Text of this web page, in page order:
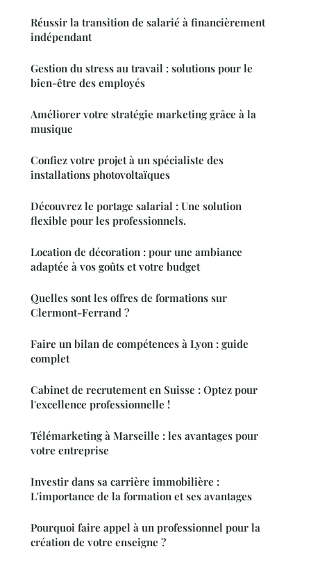
Réussir la transition de salarié à financièrement
indépendant
Gestion du stress au travail : solutions pour le
bien-être des employés
Améliorer votre stratégie marketing grâce à la
musique
Confiez votre projet à un spécialiste des
installations photovoltaïques
Découvrez le portage salarial : Une solution
flexible pour les professionnels.
Location de décoration : pour une ambiance
adaptée à vos goûts et votre budget
Quelles sont les offres de formations sur
Clermont-Ferrand ?
Faire un bilan de compétences à Lyon : guide
complet
Cabinet de recrutement en Suisse : Optez pour
l'excellence professionnelle !
Télémarketing à Marseille : les avantages pour
votre entreprise
Investir dans sa carrière immobilière :
L'importance de la formation et ses avantages
Pourquoi faire appel à un professionnel pour la
création de votre enseigne ?